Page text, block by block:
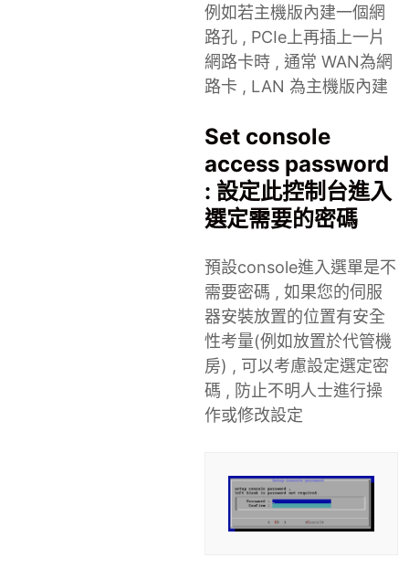
例如若主機版內建一個網
路孔 , PCIe上再插上一片
網路卡時 , 通常 WAN為網
路卡 , LAN 為主機版內建
Set console
access password
: 設定此控制台進入
選定需要的密碼
預設console進入選單是不
需要密碼 , 如果您的伺服
器安裝放置的位置有安全
性考量(例如放置於代管機
房) , 可以考慮設定選定密
碼 , 防止不明人士進行操
作或修改設定